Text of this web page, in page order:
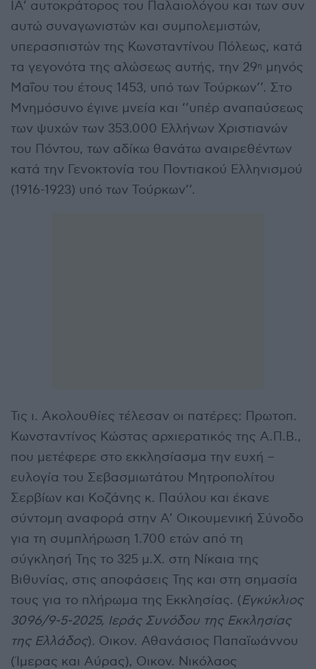
ΙΑ’ αυτοκράτορος του Παλαιολόγου και των συν
αυτώ συναγωνιστών και συμπολεμιστών,
υπερασπιστών της Κωνσταντίνου Πόλεως, κατά
τα γεγονότα της αλώσεως αυτής, την 29η μηνός
Μαΐου του έτους 1453, υπό των Τούρκων’’. Στο
Μνημόσυνο έγινε μνεία και ‘’υπέρ αναπαύσεως
των ψυχών των 353.000 Ελλήνων Χριστιανών
του Πόντου, των αδίκω θανάτω αναιρεθέντων
κατά την Γενοκτονία του Ποντιακού Ελληνισμού
(1916-1923) υπό των Τούρκων’’.
Τις ι. Ακολουθίες τέλεσαν οι πατέρες: Πρωτοπ.
Κωνσταντίνος Κώστας αρχιερατικός της Α.Π.Β.,
που μετέφερε στο εκκλησίασμα την ευχή –
ευλογία του Σεβασμιωτάτου Μητροπολίτου
Σερβίων και Κοζάνης κ. Παύλου και έκανε
σύντομη αναφορά στην Α’ Οικουμενική Σύνοδο
για τη συμπλήρωση 1.700 ετών από τη
σύγκλησή Της το 325 μ.Χ. στη Νίκαια της
Βιθυνίας, στις αποφάσεις Της και στη σημασία
τους για το πλήρωμα της Εκκλησίας. (Εγκύκλιος
3096/9-5-2025, Ιεράς Συνόδου της Εκκλησίας
της Ελλάδος). Οικον. Αθανάσιος Παπαϊωάννου
(Ίμερας και Αύρας), Οικον. Νικόλαος